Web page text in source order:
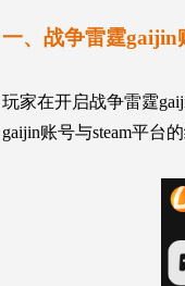
一、战争雷霆gaijin
玩家在开启战争雷霆
gaijin账号与steam平台